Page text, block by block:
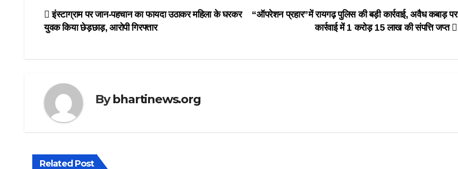
Post
navigation
“ऑपरेशन प्रहार”में रायगढ़ पुलिस की बड़ी कार्रवाई, अवैध कबाड़ पर
कार्रवाई में 1 करोड़ 15 लाख की संपत्ति जप्त
इंस्टाग्राम पर जान-पहचान का फायदा उठाकर महिला के घरकर
युवक किया छेड़छाड़, आरोपी गिरफ्तार
Bybhartinews.org
Related Post